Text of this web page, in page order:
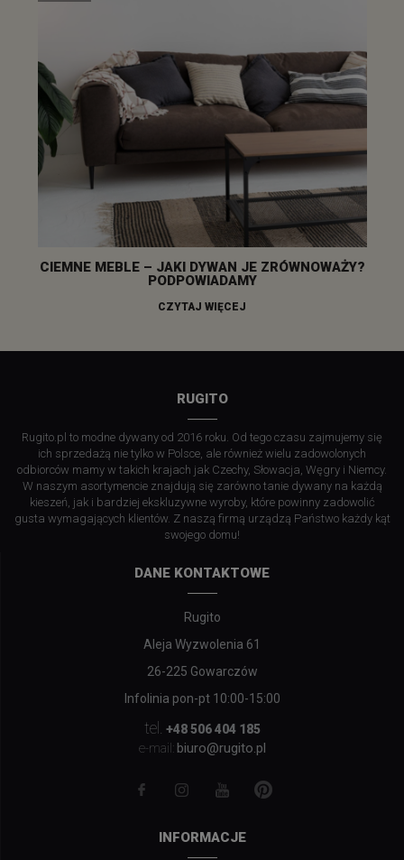
CIEMNE MEBLE – JAKI DYWAN JE ZRÓWNOWAŻY?
PODPOWIADAMY
CZYTAJ WIĘCEJ
RUGITO
Rugito.pl to modne dywany od 2016 roku. Od tego czasu zajmujemy się
ich sprzedażą nie tylko w Polsce, ale również wielu zadowolonych
odbiorców mamy w takich krajach jak Czechy, Słowacja, Węgry i Niemcy.
W naszym asortymencie znajdują się zarówno tanie dywany na każdą
kieszeń, jak i bardziej ekskluzywne wyroby, które powinny zadowolić
gusta wymagających klientów. Z naszą firmą urządzą Państwo każdy kąt
swojego domu!
DANE KONTAKTOWE
Rugito
Aleja Wyzwolenia 61
26-225 Gowarczów
Infolinia pon-pt 10:00-15:00
tel. +48 506 404 185
e-mail: biuro@rugito.pl
INFORMACJE